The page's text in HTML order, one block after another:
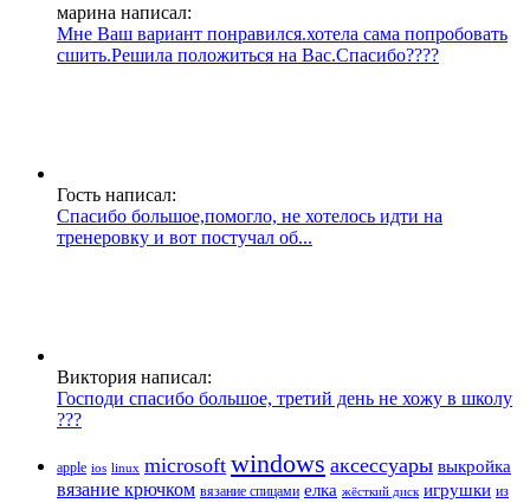
марина написал:
Мне Ваш вариант понравился.хотела сама попробовать
сшить.Решила положиться на Вас.Спасибо????
Гость написал:
Спасибо большое,помогло, не хотелось идти на
тренеровку и вот постучал об...
Виктория написал:
Господи спасибо большое, третий день не хожу в школу
???
apple ios linux microsoft windows аксессуары выкройка
вязание крючком вязание спицами елка жёсткий диск игрушки из